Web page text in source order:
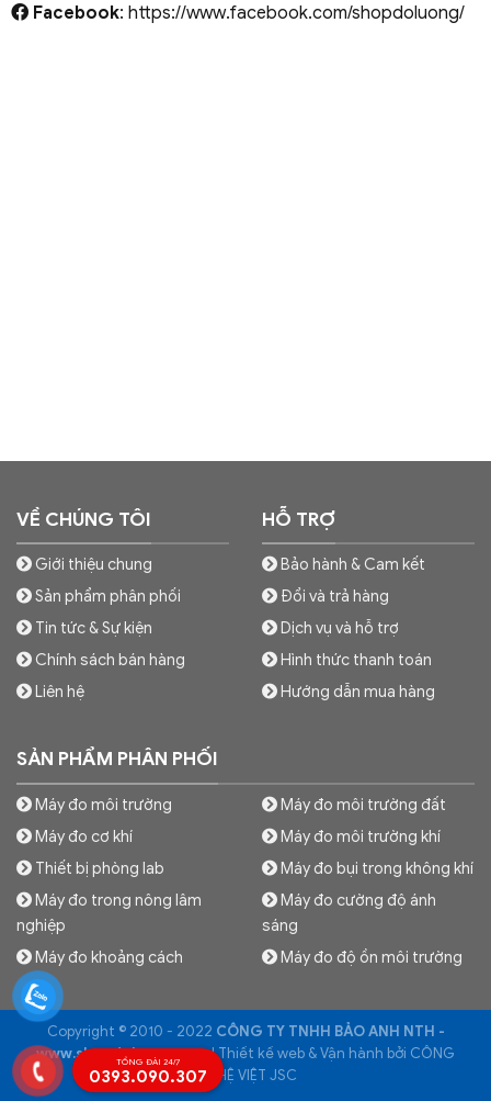
Facebook: https://www.facebook.com/shopdoluong/
VỀ CHÚNG TÔI
Giới thiệu chung
Sản phẩm phân phối
Tin tức & Sự kiện
Chính sách bán hàng
Liên hệ
HỖ TRỢ
Bảo hành & Cam kết
Đổi và trả hàng
Dịch vụ và hỗ trợ
Hình thức thanh toán
Hướng dẫn mua hàng
SẢN PHẨM PHÂN PHỐI
Máy đo môi trường
Máy đo cơ khí
Thiết bị phòng lab
Máy đo trong nông lâm
nghiệp
Máy đo khoảng cách
Máy đo môi trường đất
Máy đo môi trường khí
Máy đo bụi trong không khí
Máy đo cường độ ánh
sáng
Máy đo độ ồn môi trường
Copyright © 2010 - 2022 CÔNG TY TNHH BẢO ANH NTH -
www.shopdoluong.com| Thiết kế web & Vận hành bởi CÔNG
NGHỆ VIỆT JSC
TỔNG ĐÀI 24/7
0393.090.307